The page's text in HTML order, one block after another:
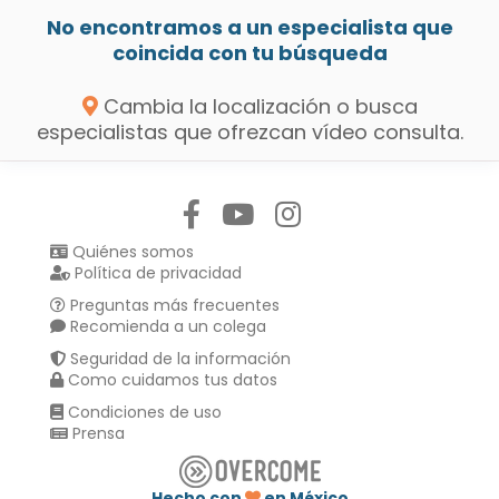
No encontramos a un especialista que
coincida con tu búsqueda
Cambia la localización o busca
especialistas que ofrezcan vídeo consulta.
Quiénes somos
Política de privacidad
Preguntas más frecuentes
Recomienda a un colega
Seguridad de la información
Como cuidamos tus datos
Condiciones de uso
Prensa